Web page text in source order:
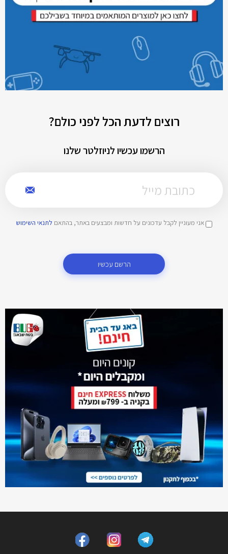
רוצים לדעת הכל לפני כולם?
הרשמו עכשיו לניוזלטר שלנו
אני מעוניין לקבל עדכונים על חדשות ומבצעים באתר, בהתאם לתנאי השימוש
הרשם עכשיו